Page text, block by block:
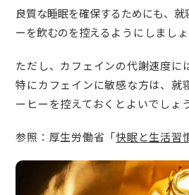
良質な睡眠を確保するためにも、
ーを飲むのを控える ようにしましょ
ただし、カフェインの代謝速度に
特にカフェインに敏感な方は、就
ーヒーを控えておくとよいでしょう
参照：厚生労働省「快眠と生活習